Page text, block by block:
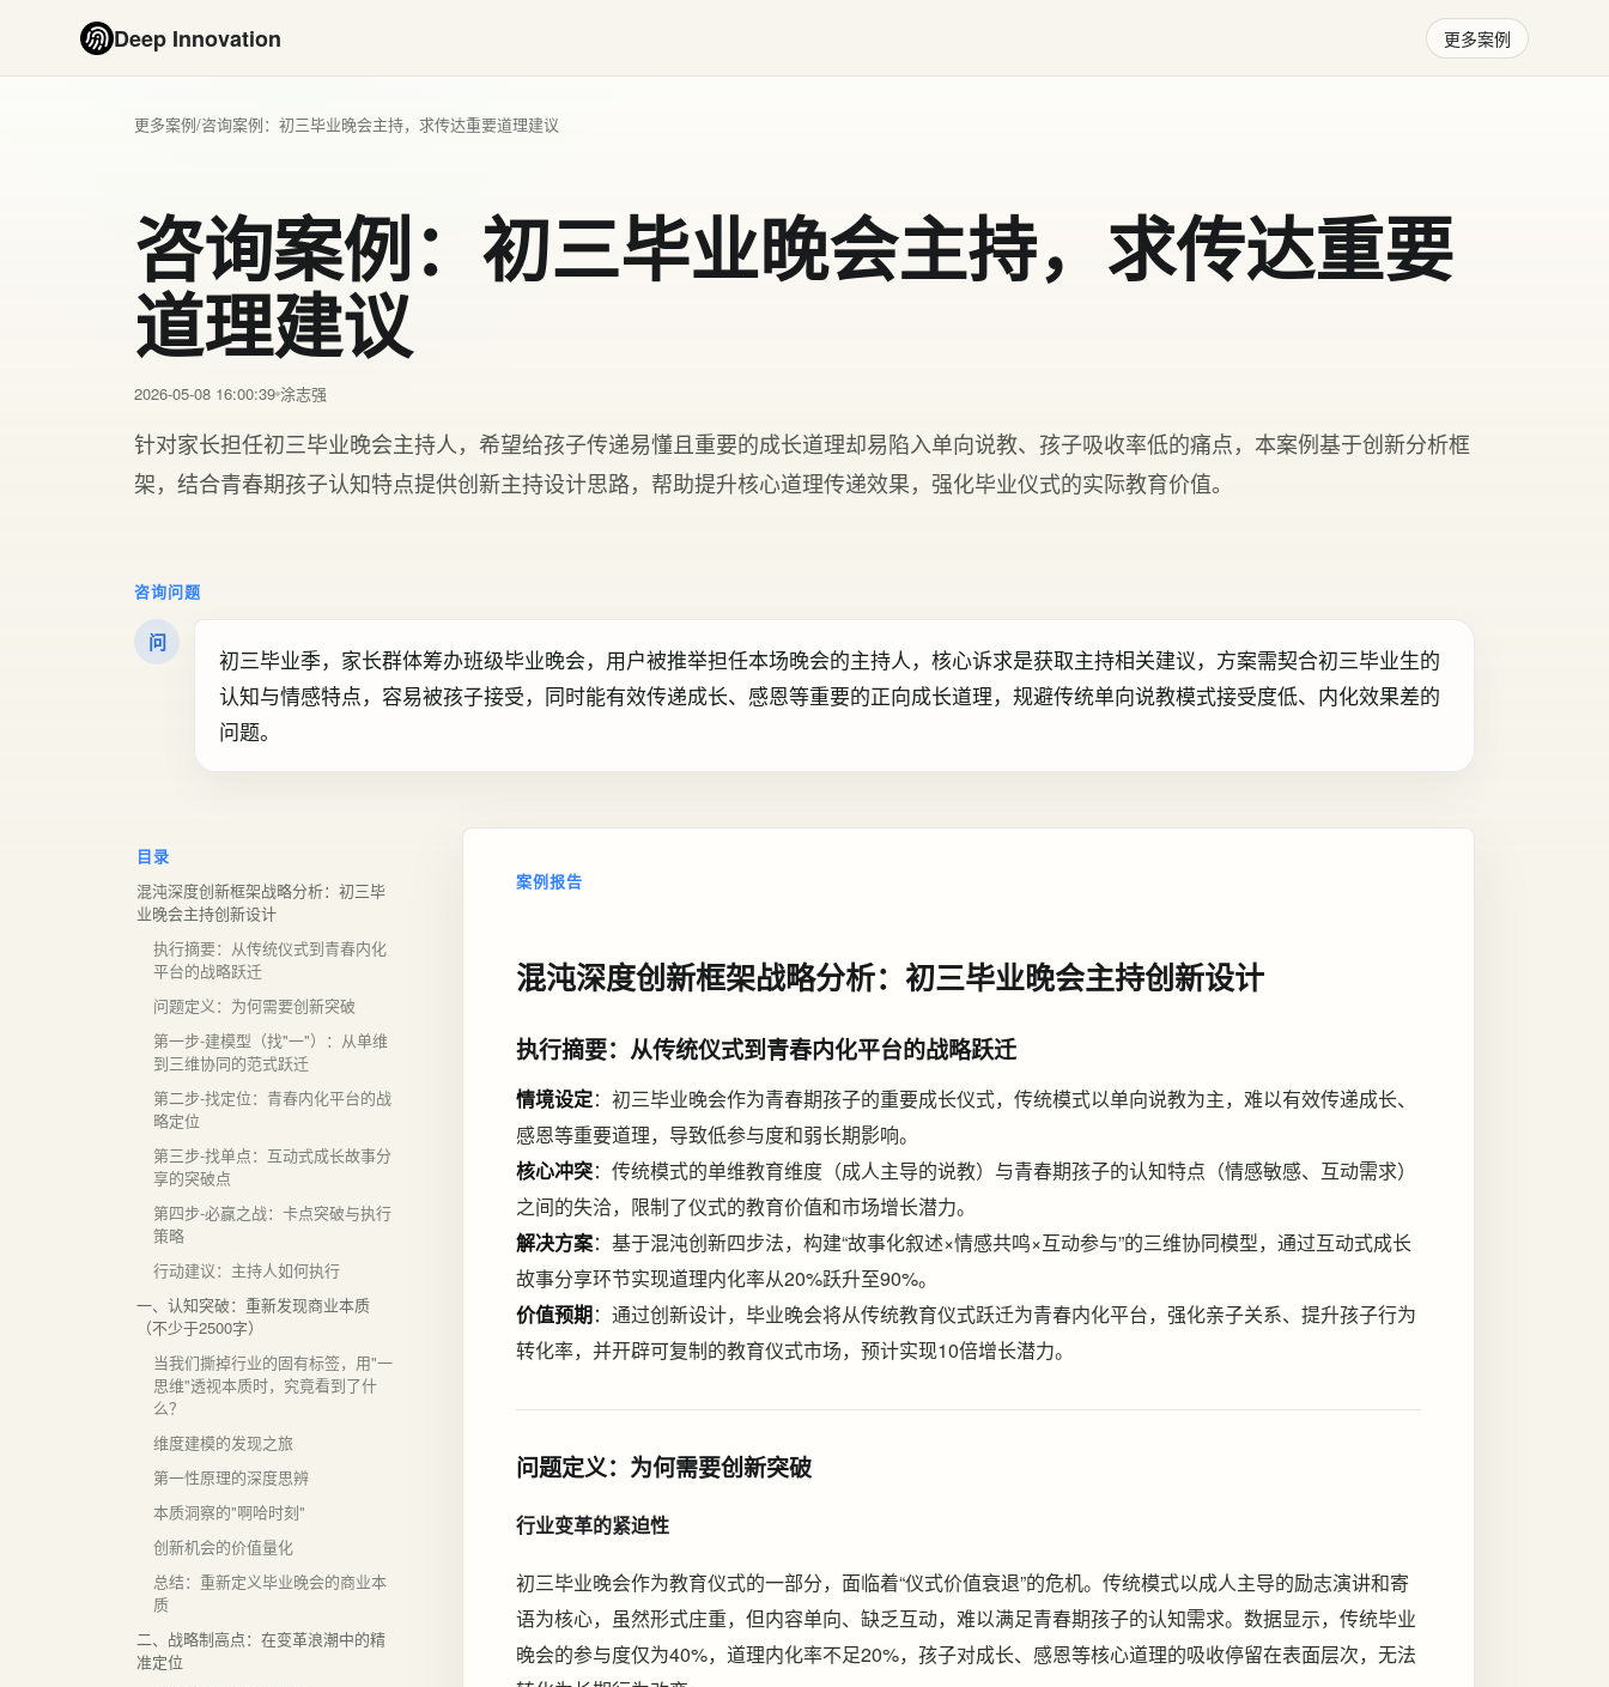
Deep Innovation 更多案例
更多案例/咨询案例：初三毕业晚会主持，求传达重要道理建议
咨询案例：初三毕业晚会主持，求传达重要
道理建议
2026-05-08 16:00:39 涂志强
针对家长担任初三毕业晚会主持人，希望给孩子传递易懂且重要的成长道理却易陷入单向说教、孩子吸收率低的痛点，本案例基于创新分析框
架，结合青春期孩子认知特点提供创新主持设计思路，帮助提升核心道理传递效果，强化毕业仪式的实际教育价值。
咨询问题
问
初三毕业季，家长群体筹办班级毕业晚会，用户被推举担任本场晚会的主持人，核心诉求是获取主持相关建议，方案需契合初三毕业生的
认知与情感特点，容易被孩子接受，同时能有效传递成长、感恩等重要的正向成长道理，规避传统单向说教模式接受度低、内化效果差的
问题。
目录
混沌深度创新框架战略分析：初三毕
业晚会主持创新设计
执行摘要：从传统仪式到青春内化
平台的战略跃迁
问题定义：为何需要创新突破
第一步-建模型（找"一"）：从单维
到三维协同的范式跃迁
第二步-找定位：青春内化平台的战
略定位
第三步-找单点：互动式成长故事分
享的突破点
第四步-必赢之战：卡点突破与执行
策略
行动建议：主持人如何执行
一、认知突破：重新发现商业本质
（不少于2500字）
当我们撕掉行业的固有标签，用"一
思维"透视本质时，究竟看到了什
么？
维度建模的发现之旅
第一性原理的深度思辨
本质洞察的"啊哈时刻"
创新机会的价值量化
总结：重新定义毕业晚会的商业本
质
二、战略制高点：在变革浪潮中的精
准定位
案例报告
混沌深度创新框架战略分析：初三毕业晚会主持创新设计
执行摘要：从传统仪式到青春内化平台的战略跃迁
情境设定：初三毕业晚会作为青春期孩子的重要成长仪式，传统模式以单向说教为主，难以有效传递成长、
感恩等重要道理，导致低参与度和弱长期影响。
核心冲突：传统模式的单维教育维度（成人主导的说教）与青春期孩子的认知特点（情感敏感、互动需求）
之间的失洽，限制了仪式的教育价值和市场增长潜力。
解决方案：基于混沌创新四步法，构建“故事化叙述×情感共鸣×互动参与”的三维协同模型，通过互动式成长
故事分享环节实现道理内化率从20%跃升至90%。
价值预期：通过创新设计，毕业晚会将从传统教育仪式跃迁为青春内化平台，强化亲子关系、提升孩子行为
转化率，并开辟可复制的教育仪式市场，预计实现10倍增长潜力。
问题定义：为何需要创新突破
行业变革的紧迫性
初三毕业晚会作为教育仪式的一部分，面临着“仪式价值衰退”的危机。传统模式以成人主导的励志演讲和寄
语为核心，虽然形式庄重，但内容单向、缺乏互动，难以满足青春期孩子的认知需求。数据显示，传统毕业
晚会的参与度仅为40%，道理内化率不足20%，孩子对成长、感恩等核心道理的吸收停留在表面层次，无法